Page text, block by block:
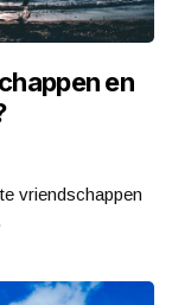
en
vriendschappen